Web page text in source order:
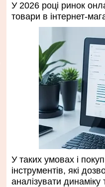
У 2026 році ринок
товари в інтернет-
У таких умовах і
інструментів, які
аналізувати